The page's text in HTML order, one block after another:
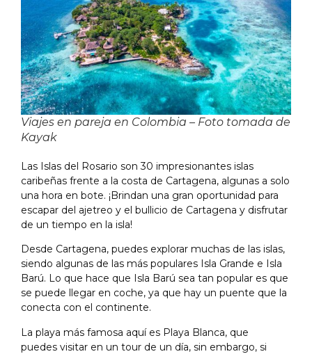
Viajes en pareja en Colombia – Foto tomada de
Kayak
Las Islas del Rosario son 30 impresionantes islas
caribeñas frente a la costa de Cartagena, algunas a solo
una hora en bote. ¡Brindan una gran oportunidad para
escapar del ajetreo y el bullicio de Cartagena y disfrutar
de un tiempo en la isla!
Desde Cartagena, puedes explorar muchas de las islas,
siendo algunas de las más populares Isla Grande e Isla
Barú. Lo que hace que Isla Barú sea tan popular es que
se puede llegar en coche, ya que hay un puente que la
conecta con el continente.
La playa más famosa aquí es Playa Blanca, que
puedes visitar en un tour de un día, sin embargo, si